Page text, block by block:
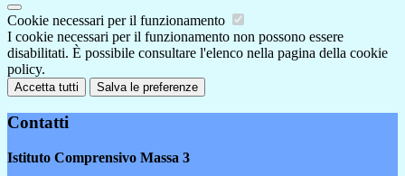
Cookie necessari per il funzionamento
I cookie necessari per il funzionamento non possono essere
disabilitati. È possibile consultare l'elenco nella pagina della cookie
policy.
Accetta tutti Salva le preferenze
Contatti
Istituto Comprensivo Massa 3